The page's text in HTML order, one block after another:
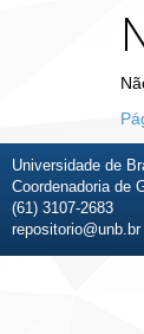
Universidade de
Coordenadoria de
(61) 3107-2683
repositorio@unb.br